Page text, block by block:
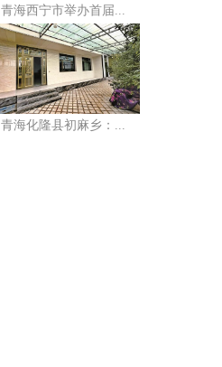
青海西宁市举办首届...
青海化隆县初麻乡：...